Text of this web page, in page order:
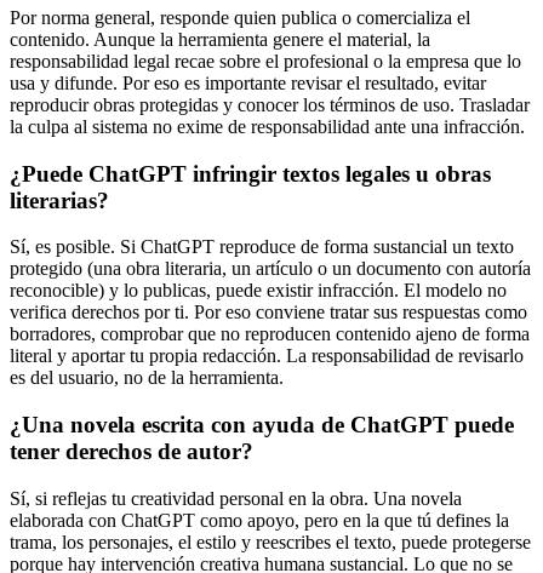
Por norma general, responde quien publica o comercializa el
contenido. Aunque la herramienta genere el material, la
responsabilidad legal recae sobre el profesional o la empresa que lo
usa y difunde. Por eso es importante revisar el resultado, evitar
reproducir obras protegidas y conocer los términos de uso. Trasladar
la culpa al sistema no exime de responsabilidad ante una infracción.
¿Puede ChatGPT infringir textos legales u obras
literarias?
Sí, es posible. Si ChatGPT reproduce de forma sustancial un texto
protegido (una obra literaria, un artículo o un documento con autoría
reconocible) y lo publicas, puede existir infracción. El modelo no
verifica derechos por ti. Por eso conviene tratar sus respuestas como
borradores, comprobar que no reproducen contenido ajeno de forma
literal y aportar tu propia redacción. La responsabilidad de revisarlo
es del usuario, no de la herramienta.
¿Una novela escrita con ayuda de ChatGPT puede
tener derechos de autor?
Sí, si reflejas tu creatividad personal en la obra. Una novela
elaborada con ChatGPT como apoyo, pero en la que tú defines la
trama, los personajes, el estilo y reescribes el texto, puede protegerse
porque hay intervención creativa humana sustancial. Lo que no se